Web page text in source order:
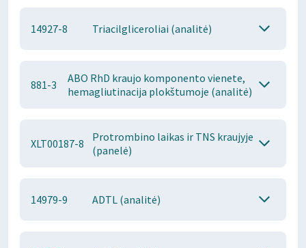
14927-8 Triacilgliceroliai (analitė)
881-3
ABO RhD kraujo komponento vienete,
hemagliutinacija plokštumoje (analitė)
XLT00187-8
Protrombino laikas ir TNS kraujyje
(panelė)
14979-9 ADTL (analitė)